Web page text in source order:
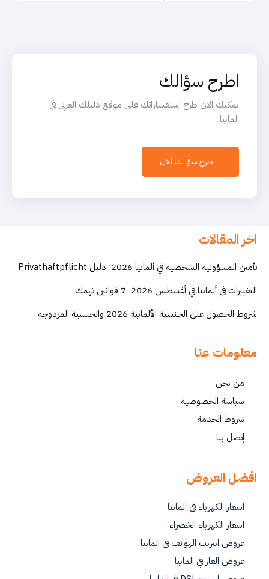
اطرح سؤالك
يمكنك الان طرح استفساراتك على موقع دليلك العربي في
المانيا
اطرح سؤالك الان
اخر المقالات
تأمين المسؤولية الشخصية في ألمانيا 2026: دليل Privathaftpflicht
التغييرات في ألمانيا في أغسطس 2026: 7 قوانين تهمك
شروط الحصول على الجنسية الألمانية 2026 والجنسية المزدوجة
معلومات عنا
من نحن
سياسة الخصوصية
شروط الخدمة
إتصل بنا
افضل العروض
اسعار الكهرباء في المانيا
اسعار الكهرباء الخضراء
عروض انترنت الهواتف في المانيا
عروض الغاز في المانيا